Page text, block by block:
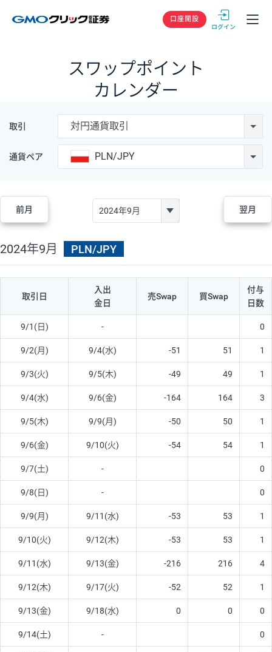
GMOクリック
口座開設
スワップポイント
カレンダー
取引 対円通貨取引
通貨ペア PLN/JPY
前月 翌月
2024年9月 PLN/JPY
取引日
入出
金日
売Swap 買Swap
付与
日数
9/1(日) - 0
9/2(月) 9/4(水) -51 51 1
9/3(火) 9/5(木) -49 49 1
9/4(水) 9/6(金) -164 164 3
9/5(木) 9/9(月) -50 50 1
9/6(金) 9/10(火) -54 54 1
9/7(土) - 0
9/8(日) - 0
9/9(月) 9/11(水) -53 53 1
9/10(火) 9/12(木) -53 53 1
9/11(水) 9/13(金) -216 216 4
9/12(木) 9/17(火) -52 52 1
9/13(金) 9/18(水) 0 0 0
9/14(土) - 0